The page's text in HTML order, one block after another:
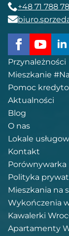
+48 71 788
Przynależności
Mieszkanie
Pomoc
Aktualności
Blog
O nas
Lokale
Kontakt
Porównywarka
Polityka
Mieszkania na
Wykończenia
Kawalerki
Apartamenty